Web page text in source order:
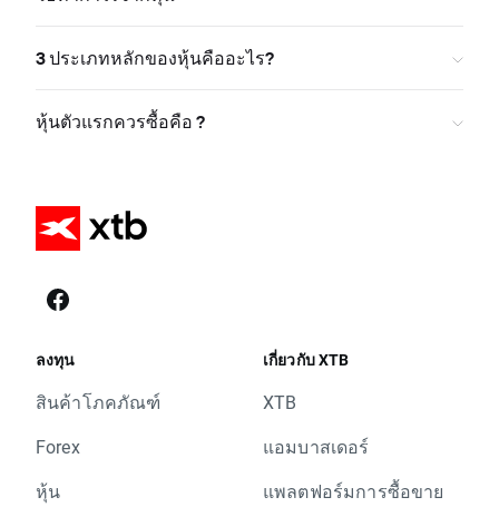
3 ประเภทหลักของหุ้นคืออะไร?
หุ้นตัวแรกควรซื้อคือ ?
ลงทุน
สินค้าโภคภัณฑ์
Forex
หุ้น
เกี่ยวกับ XTB
XTB
แอมบาสเดอร์
แพลตฟอร์มการซื้อขาย